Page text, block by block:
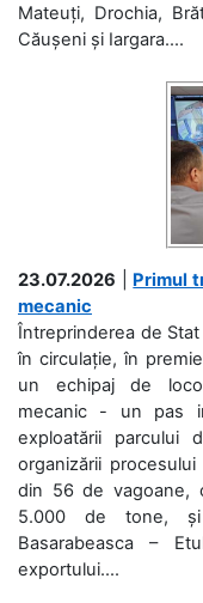
Mateuți, Drochia,
Căușeni și Iargara....
23.07.2026
Primul
mecanic
Întreprinderea de Stat
în circulație, în
un echipaj de
mecanic - un pas
exploatării parcului
organizării
din 56 de vagoane,
5.000 de tone,
Basarabeasca –
exportului....